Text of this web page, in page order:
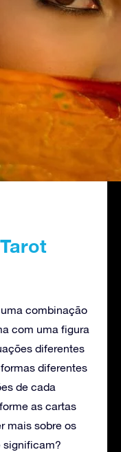
combinação
com uma figura
diferentes
diferentes
de cada
as cartas
mais sobre os
significam?